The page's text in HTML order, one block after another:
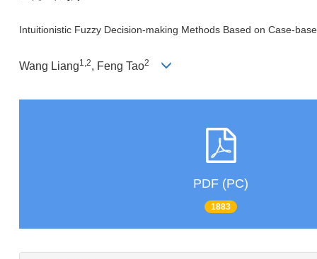
Intuitionistic Fuzzy Decision-making Methods Based on Case-
Wang Liang1,2, Feng Tao2
PDF (PC)
1883